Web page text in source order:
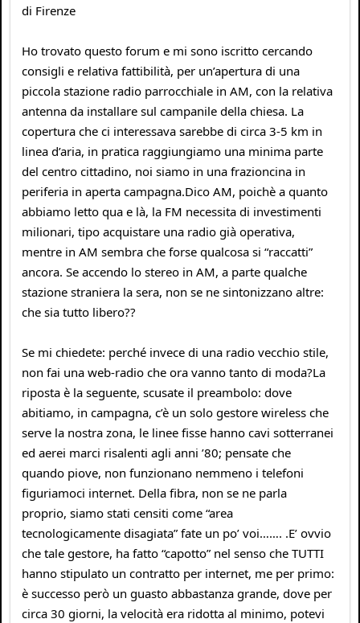
di Firenze
Ho trovato questo forum e mi sono iscritto cercando
consigli e relativa fattibilità, per un’apertura di una
piccola stazione radio parrocchiale in AM, con la relativa
antenna da installare sul campanile della chiesa. La
copertura che ci interessava sarebbe di circa 3-5 km in
linea d’aria, in pratica raggiungiamo una minima parte
del centro cittadino, noi siamo in una frazioncina in
periferia in aperta campagna.Dico AM, poichè a quanto
abbiamo letto qua e là, la FM necessita di investimenti
milionari, tipo acquistare una radio già operativa,
mentre in AM sembra che forse qualcosa si “raccatti”
ancora. Se accendo lo stereo in AM, a parte qualche
stazione straniera la sera, non se ne sintonizzano altre:
che sia tutto libero??
Se mi chiedete: perché invece di una radio vecchio stile,
non fai una web-radio che ora vanno tanto di moda?La
riposta è la seguente, scusate il preambolo: dove
abitiamo, in campagna, c’è un solo gestore wireless che
serve la nostra zona, le linee fisse hanno cavi sotterranei
ed aerei marci risalenti agli anni ’80; pensate che
quando piove, non funzionano nemmeno i telefoni
figuriamoci internet. Della fibra, non se ne parla
proprio, siamo stati censiti come “area
tecnologicamente disagiata” fate un po’ voi……. .E’ ovvio
che tale gestore, ha fatto “capotto” nel senso che TUTTI
hanno stipulato un contratto per internet, me per primo:
è successo però un guasto abbastanza grande, dove per
circa 30 giorni, la velocità era ridotta al minimo, potevi